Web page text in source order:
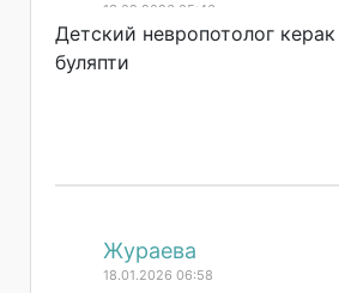
13.02.2026 05:46
Детский невропотолог
буляпти
Жураева
18.01.2026 06:58